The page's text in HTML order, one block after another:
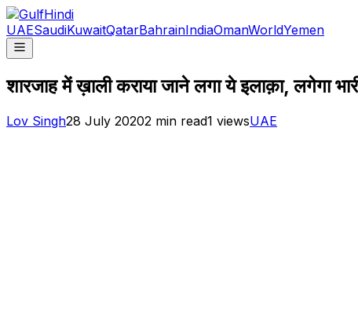
UAESaudiKuwaitQatarBahrainIndiaOmanWorldYemen
शारजाह में ख़ाली कराया जाने लगा ये इलाक़ा, लगेगा
Lov Singh28 July 20202 min read1 viewsUAE